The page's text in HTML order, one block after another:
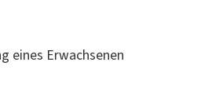
eines Erwach­se­nen